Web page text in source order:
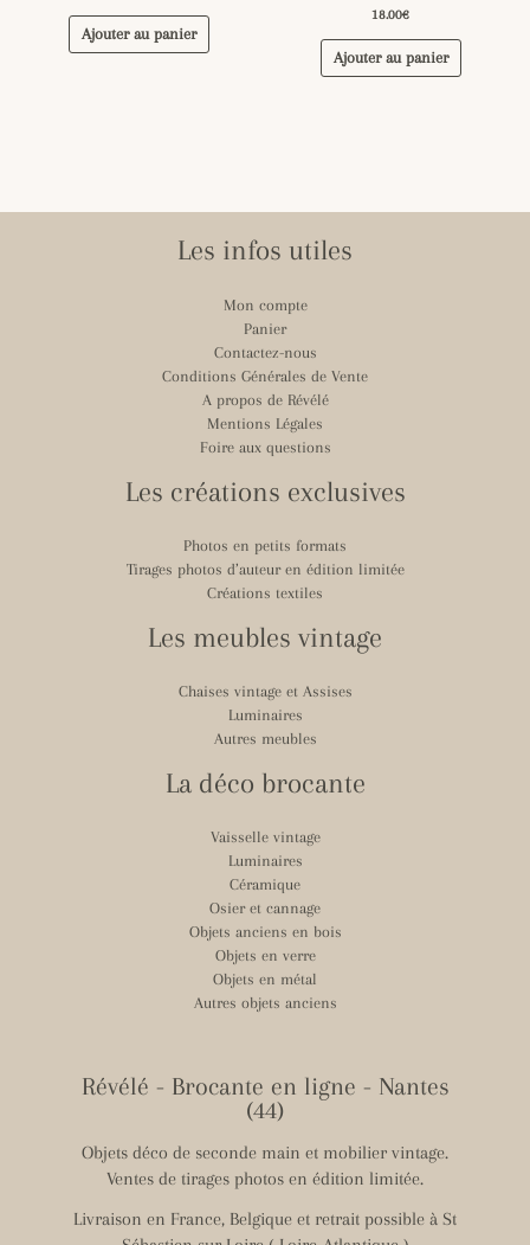
Ajouter au panier
18.00€
Ajouter au panier
Les infos utiles
Mon compte
Panier
Contactez-nous
Conditions Générales de Vente
A propos de Révélé
Mentions Légales
Foire aux questions
Les créations exclusives
Photos en petits formats
Tirages photos d’auteur en édition limitée
Créations textiles
Les meubles vintage
Chaises vintage et Assises
Luminaires
Autres meubles
La déco brocante
Vaisselle vintage
Luminaires
Céramique
Osier et cannage
Objets anciens en bois
Objets en verre
Objets en métal
Autres objets anciens
Révélé - Brocante en ligne - Nantes
(44)
Objets déco de seconde main et mobilier vintage.
Ventes de tirages photos en édition limitée.
Livraison en France, Belgique et retrait possible à St